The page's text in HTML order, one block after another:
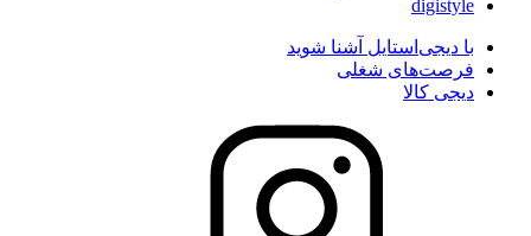
digistyle
با دیجی‌استایل آشنا شوید
فرصت‌های شغلی
دیجی کالا